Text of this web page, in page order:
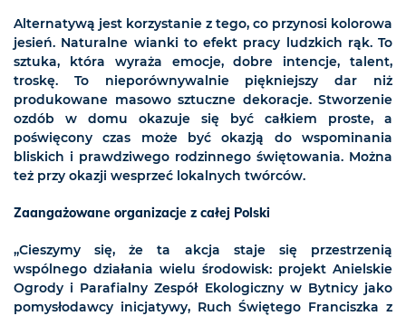
Alternatywą jest korzystanie z tego, co przynosi kolorowa
jesień. Naturalne wianki to efekt pracy ludzkich rąk. To
sztuka, która wyraża emocje, dobre intencje, talent,
troskę. To nieporównywalnie piękniejszy dar niż
produkowane masowo sztuczne dekoracje. Stworzenie
ozdób w domu okazuje się być całkiem proste, a
poświęcony czas może być okazją do wspominania
bliskich i prawdziwego rodzinnego świętowania. Można
też przy okazji wesprzeć lokalnych twórców.
Zaangażowane organizacje z całej Polski
„Cieszymy się, że ta akcja staje się przestrzenią
wspólnego działania wielu środowisk: projekt Anielskie
Ogrody i Parafialny Zespół Ekologiczny w Bytnicy jako
pomysłodawcy inicjatywy, Ruch Świętego Franciszka z